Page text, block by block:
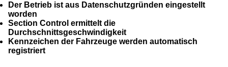
Der Betrieb ist aus Datenschutzgründen eingestellt
worden
Section Control ermittelt die
Durchschnittsgeschwindigkeit
Kennzeichen der Fahrzeuge werden automatisch
registriert